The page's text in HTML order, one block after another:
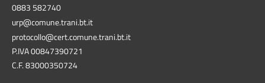
0883 582740
urp@comune.trani.bt.it
protocollo@cert.comune.trani.bt.it
P.IVA 00847390721
C.F. 83000350724